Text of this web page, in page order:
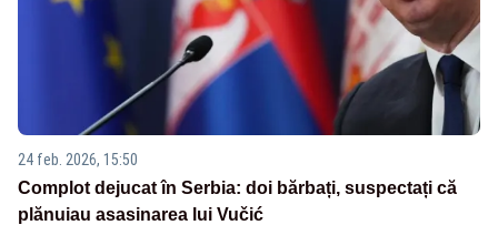
24 feb. 2026, 15:50
Complot dejucat în Serbia: doi bărbați, suspectați că
plănuiau asasinarea lui Vučić